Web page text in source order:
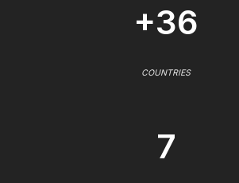
+36
COUNTRIES
7